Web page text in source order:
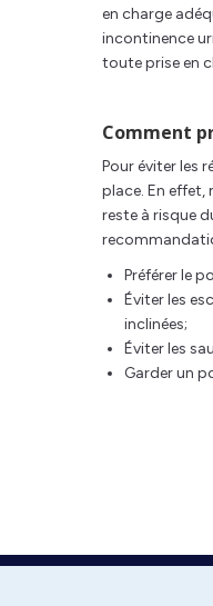
en charge
incontinence
toute prise en
Comment
Pour éviter les
place. En effet,
reste à risque
Préférer le
Éviter les
inclinées;
Éviter les
Garder un